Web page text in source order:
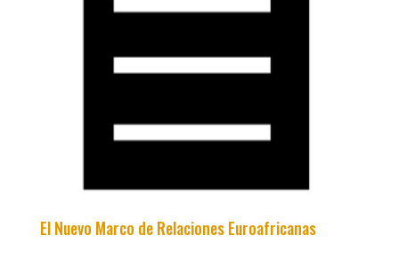
El Nuevo Marco de Relaciones Euroafricanas